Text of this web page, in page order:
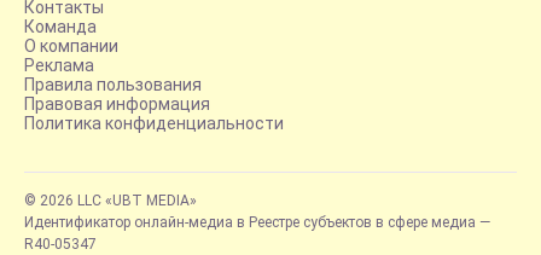
Контакты
Команда
О компании
Реклама
Правила пользования
Правовая информация
Политика конфиденциальности
© 2026 LLC «UBT MEDIA»
Идентификатор онлайн-медиа в Реестре субъектов в сфере медиа —
R40-05347